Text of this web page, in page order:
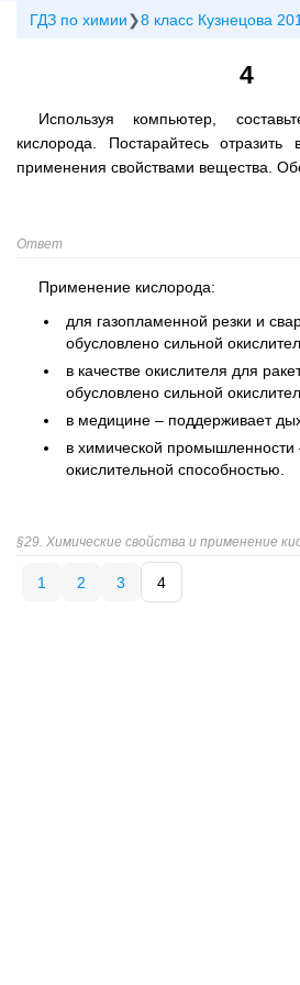
ГДЗ по химии 8 класс Кузнецова
4
Используя компьютер,
кислорода. Постарайтесь отразить
применения свойствами вещества.
Ответ
Применение кислорода:
для газопламенной резки и
обусловлено сильной
в качестве окислителя для
обусловлено сильной
в медицине – поддерживает
в химической промышленности
окислительной способностью.
§29. Химические свойства и применение
1 2 3 4